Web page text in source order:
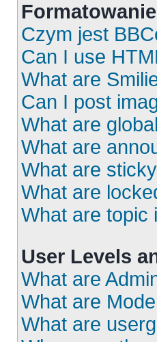
Czym jest
Can I use
What are
Can I post
What are
What are
What are
What are
What are topic
User Levels
What are
What are
What are